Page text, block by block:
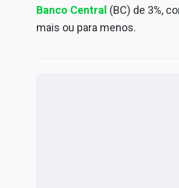
Banco Central (BC) de 3%,
mais ou para menos.